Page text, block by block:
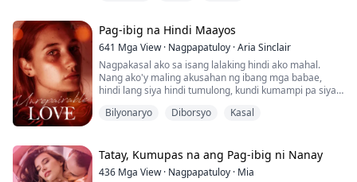
kayamanang umaabot sa trilyong dolyar, yaman na
kayang makipagsabayan sa mga bansa! Hindi lang
iyon, may kakayahan din akong magpaga...
Pag-ibig na Hindi Maayos
641 Mga View· Nagpapatuloy ·Aria Sinclair
Nagpakasal ako sa isang lalaking hindi ako mahal.
Nang ako'y maling akusahan ng ibang mga babae,
hindi lang siya hindi tumulong, kundi kumampi pa siya
Lubos akong nadismaya sa kanya at hiniwalayan ko
tatay ko na ipapamana niya sa akin ang bilyon-bilyong
ari-arian, at ang nanay at lola ko'y labis akong...
Bilyonaryo Diborsyo Kasal
Tatay, Kumupas na ang Pag-ibig ni Nanay
436 Mga View· Nagpapatuloy · Mia